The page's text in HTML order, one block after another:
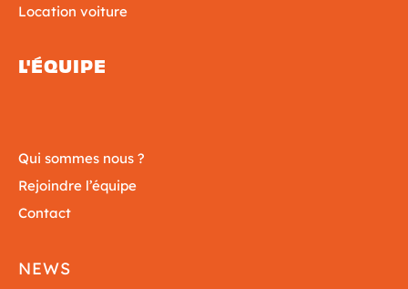
Location voiture
L'ÉQUIPE
Qui sommes nous ?
Rejoindre l’équipe
Contact
NEWS